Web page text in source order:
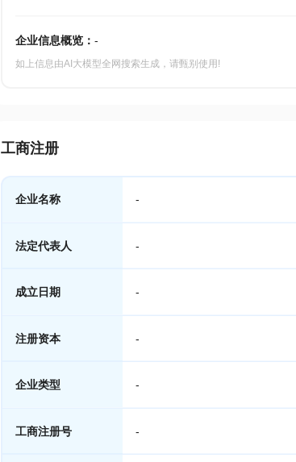
企业信息概览： -
如上信息由AI大模型全网搜索生成，请甄别使用!
工商注册
企业名称 -
法定代表人 -
成立日期 -
注册资本 -
企业类型 -
工商注册号 -